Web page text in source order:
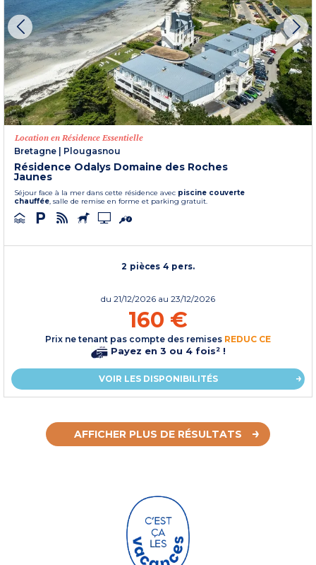
Location en Résidence Essentielle
Bretagne | Plougasnou
Résidence Odalys Domaine des Roches
Jaunes
Séjour face à la mer dans cette résidence avec piscine couverte
chauffée, salle de remise en forme et parking gratuit.
2 pièces 4 pers.
du 21/12/2026 au 23/12/2026
160 €
Prix ne tenant pas compte des remises REDUC CE
Payez en 3 ou 4 fois² !
VOIR LES DISPONIBILITÉS
AFFICHER PLUS DE RÉSULTATS